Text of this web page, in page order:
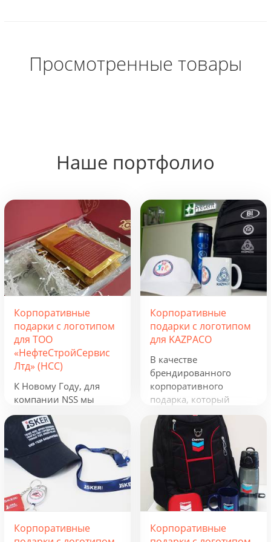
Просмотренные товары
Наше портфолио
Корпоративные
подарки с логотипом
для ТОО
«НефтеСтройСервис
Лтд» (НСС)
К Новому Году, для
компании NSS мы
разработали
креативную подборку
из наборов «Кофеист»,
«Christmas Sky» и
«Adora». Вглядываться
в черное, как смоль,
зимнее небо и
подмигивать в ответ
Вдыхать ягодный
Корпоративные
подарки с логотипом
для KAZPACO
В качестве
брендированного
корпоративного
подарка, который
можно использовать в
течение всего года, мы
предложили набор из
рюкзака, фонарика,
термокружки и
беспроводного
зарядного устройства.
Эти сувениры с
сферу деятельности
Корпоративные
Корпоративные